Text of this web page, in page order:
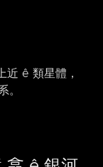
近 ê 類星體，
。